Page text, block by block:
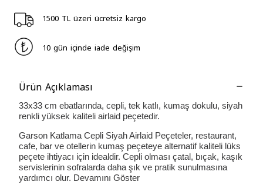
1500 TL üzeri ücretsiz kargo
10 gün içinde iade değişim
Ürün Açıklaması
33x33 cm ebatlarında, cepli, tek katlı, kumaş dokulu, siyah
renkli yüksek kaliteli airlaid peçetedir.
Garson Katlama Cepli Siyah Airlaid Peçeteler, restaurant,
cafe, bar ve otellerin kumaş peçeteye alternatif kaliteli lüks
peçete ihtiyacı için idealdir. Cepli olması çatal, bıçak, kaşık
servislerinin sofralarda daha şık ve pratik sunulmasına
yardımcı olur. Devamını Göster